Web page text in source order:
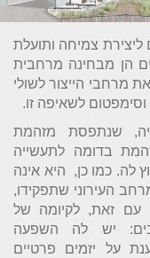
ליצירת צמיחה ותועלת
הן מבחינה מרחבית
מרחבי הייצור לשולי
לשאיפה זו.
שנתפסת מזהמת
בדומה לתעשייה
לה. כמו כן, היא אינה
העירוני שתפקידו,
עם זאת, לקיומה של
יש לה השפעה
על יזמים פרטיים